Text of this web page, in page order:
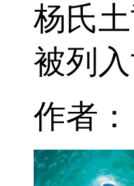
杨氏
被列
作者：